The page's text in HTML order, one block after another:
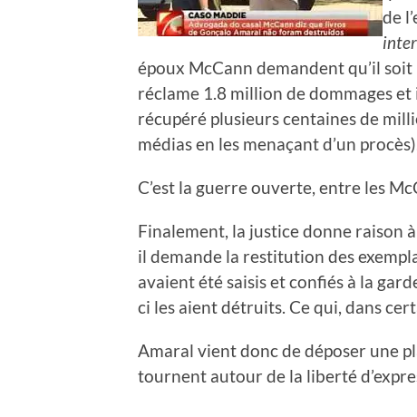
de
époux McCann demandent qu’il
réclame 1.8 million de dommages
récupéré plusieurs centaines de
médias en les menaçant d’un procès).
C’est la guerre ouverte, entre les
Finalement, la justice donne raison
il demande la restitution des
avaient été saisis et confiés à la
ci les aient détruits. Ce qui, dans
Amaral vient donc de déposer une
tournent autour de la liberté